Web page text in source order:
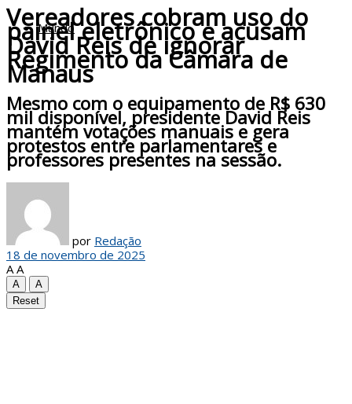
Mundo
Vereadores cobram uso do
painel eletrônico e acusam
David Reis de ignorar
Regimento da Câmara de
Manaus
Mesmo com o equipamento de R$ 630
mil disponível, presidente David Reis
mantém votações manuais e gera
protestos entre parlamentares e
professores presentes na sessão.
por Redação
18 de novembro de 2025
A A
A
A
Reset